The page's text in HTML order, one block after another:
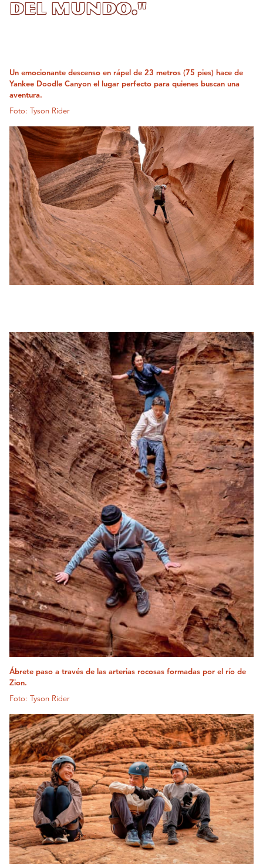
del mundo."
Un emocionante descenso en rápel de 23 metros (75 pies) hace de
Yankee Doodle Canyon el lugar perfecto para quienes buscan una
aventura.
Foto: Tyson Rider
Ábrete paso a través de las arterias rocosas formadas por el río de
Zion.
Foto: Tyson Rider